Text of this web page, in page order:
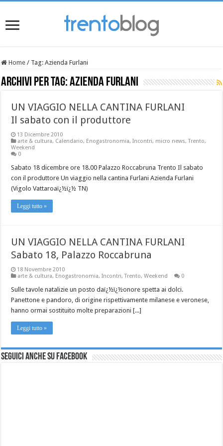
Home / Tag:Azienda Furlani
Archivi per tag:Azienda Furlani
UN VIAGGIO NELLA CANTINA FURLANI
Il sabato con il produttore
13 Dicembre 2010
arte & cultura, Calendario, Enogastronomia,Incontri, micro news,Trento,
Weekend
0
Sabato 18 dicembre ore 18.00 Palazzo Roccabruna Trento Il sabato
con il produttore Un viaggio nella cantina Furlani Azienda Furlani
(Vigolo Vattaroaï¿½ï¿½ TN)
Leggi tutto »
UN VIAGGIO NELLA CANTINA FURLANI
Sabato 18, Palazzo Roccabruna
18 Novembre 2010
arte & cultura, Enogastronomia,Incontri,Trento,Weekend 0
Sulle tavole natalizie un posto daï¿½ï¿½onore spetta ai dolci.
Panettone e pandoro, di origine rispettivamente milanese e veronese,
hanno ormai sostituito molte preparazioni [...]
Leggi tutto »
Seguici anche su Facebook